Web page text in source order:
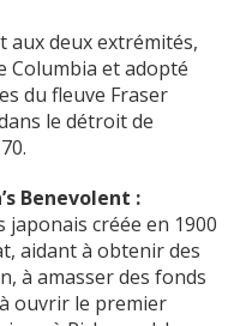
aux deux extrémités,
Columbia et adopté
du fleuve Fraser
le détroit de
Benevolent :
créée en 1900
aidant à obtenir des
à amasser des fonds
ouvrir le premier